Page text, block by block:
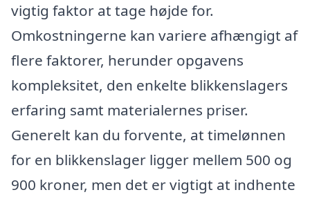
vigtig faktor at tage højde for.
Omkostningerne kan variere afhængigt af
flere faktorer, herunder opgavens
kompleksitet, den enkelte blikkenslagers
erfaring samt materialernes priser.
Generelt kan du forvente, at timelønnen
for en blikkenslager ligger mellem 500 og
900 kroner, men det er vigtigt at indhente